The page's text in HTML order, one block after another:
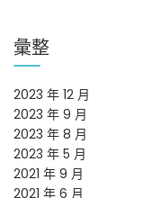
彙整
2023 年 12 月
2023 年 9 月
2023 年 8 月
2023 年 5 月
2021 年 9 月
2021 年 6 月